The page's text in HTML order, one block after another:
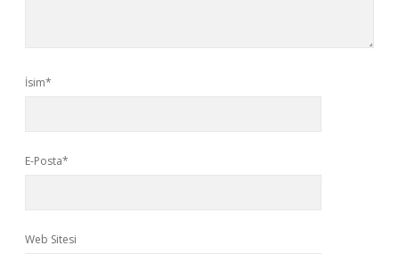
İsim*
E-Posta*
Web Sitesi